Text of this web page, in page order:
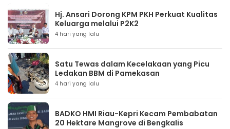
Hj. Ansari Dorong KPM PKH Perkuat Kualitas
Keluarga melalui P2K2
4 hari yang lalu
Satu Tewas dalam Kecelakaan yang Picu
Ledakan BBM di Pamekasan
4 hari yang lalu
BADKO HMI Riau-Kepri Kecam Pembabatan
20 Hektare Mangrove di Bengkalis